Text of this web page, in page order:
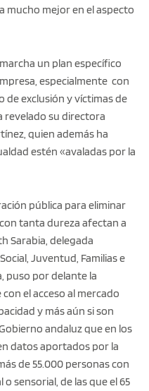
mucho mejor en el aspecto
un plan específico
especialmente con
de exclusión y víctimas de
revelado su directora
quien además ha
estén «avaladas por la
pública para eliminar
tanta dureza afectan a
Sarabia, delegada
Juventud, Familias e
puso por delante la
el acceso al mercado
y más aún si son
andaluz que en los
datos aportados por la
de 55.000 personas con
sensorial, de las que el 65